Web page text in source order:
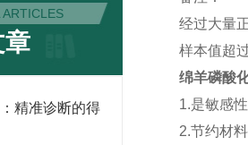
章
精准诊断的得
经过大量
样本值超
绵羊磷酸
1.是敏感
2.节约材